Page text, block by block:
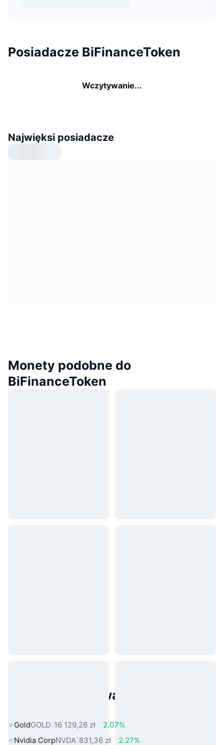
Posiadacze BiFinanceToken
Wczytywanie...
Najwięksi posiadacze
Monety podobne do
BiFinanceToken
Popularne aktywa ze świata
GoldGOLD 16 129,26 zł
2.07%
Nvidia CorpNVDA 831,36 zł 2.27%